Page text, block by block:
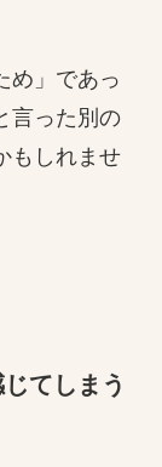
め」であっ
言った別の
もしれませ
てしまう